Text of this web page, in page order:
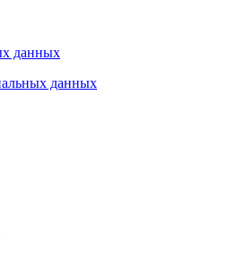
данных
данных